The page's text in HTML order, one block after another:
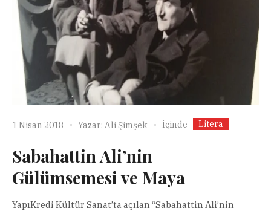
1 Nisan 2018 Yazar: Ali Şimşek İçinde Litera
Sabahattin Ali’nin
Gülümsemesi ve Maya
YapıKredi Kültür Sanat’ta açılan “Sabahattin Ali’nin